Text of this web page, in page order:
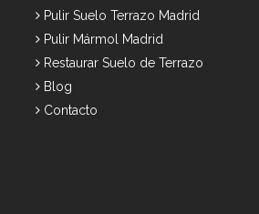
Pulir Suelo Terrazo Madrid
Pulir Mármol Madrid
Restaurar Suelo de Terrazo
Blog
Contacto